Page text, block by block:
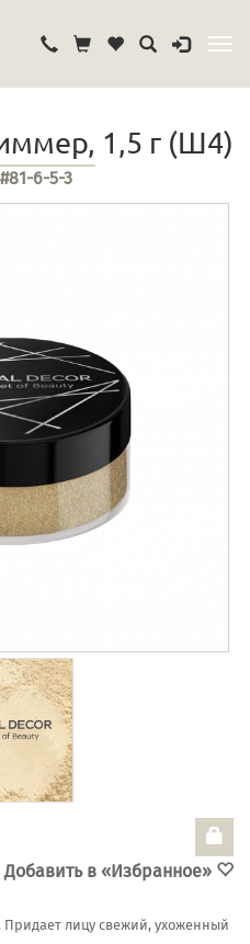
1,5 г (Ш4)
#81-6-5-3
Добавить в «Избранное»
Придает лицу свежий, ухоженный